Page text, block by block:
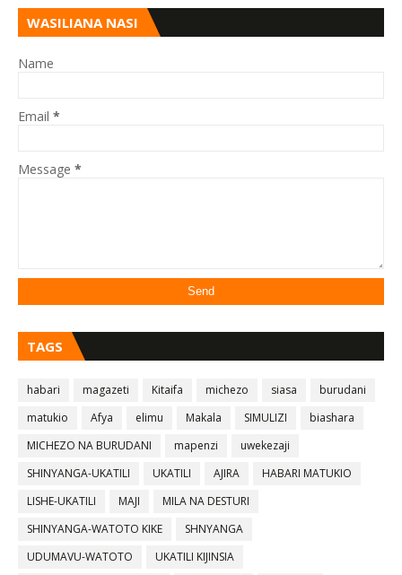
WASILIANA NASI
Name
Email *
Message *
TAGS
habari magazeti Kitaifa michezo siasa
burudani
matukio
Afya elimu Makala SIMULIZI
biashara
MICHEZO NA BURUDANI
mapenzi
uwekezaji
SHINYANGA-UKATILI
UKATILI AJIRA
HABARI MATUKIO
LISHE-UKATILI
MAJI
MILA NA DESTURI
SHINYANGA-WATOTO KIKE
SHNYANGA
UDUMAVU-WATOTO
UKATILI KIJINSIA